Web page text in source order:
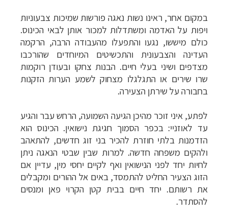
במקום אחר, ראינו נשות נאגה פורשות שמיכות צבעוניות
ויפות על האדמה ומשתדלות למכור אותן לבאי הכינוס.
כולם מיששו, נגעו והתפעלו מהעבודה הרבה, הרקמה
העדינה והצבעונית והתכשיטים המיוחדים שהורכבו
מצדפים ושיני בעלי חיים. הבנות צחקו ובעודן רוקמות
שרו שירים או התגלגלו מצחוק לשמע הערות הזקנות
בחבורה על שירתן הצעירה.
לפתע, איני זוכר מהיכן הגיעה השמועה, הרחש עבר והגיע
עד לאוזניי: בכפר הסמוך חגיגת נישואין. הכינוס הוא
הזדמנות בלתי חוזרת להכיר בני זוג חדשים, להתאהב
ולהקים משפחה חדשה. למרות שבין שבטי הנאגה ניתן
לחיות יחד לפני הנישואין ואף לקיים יחסי מין, עדיין אם
הזוג הצעיר החליט להתמסד, באים אל ההורים ומקבלים
את רשותם. יחד חיים בבית קטן הקרוי פאן ומנסים
להסתדר.